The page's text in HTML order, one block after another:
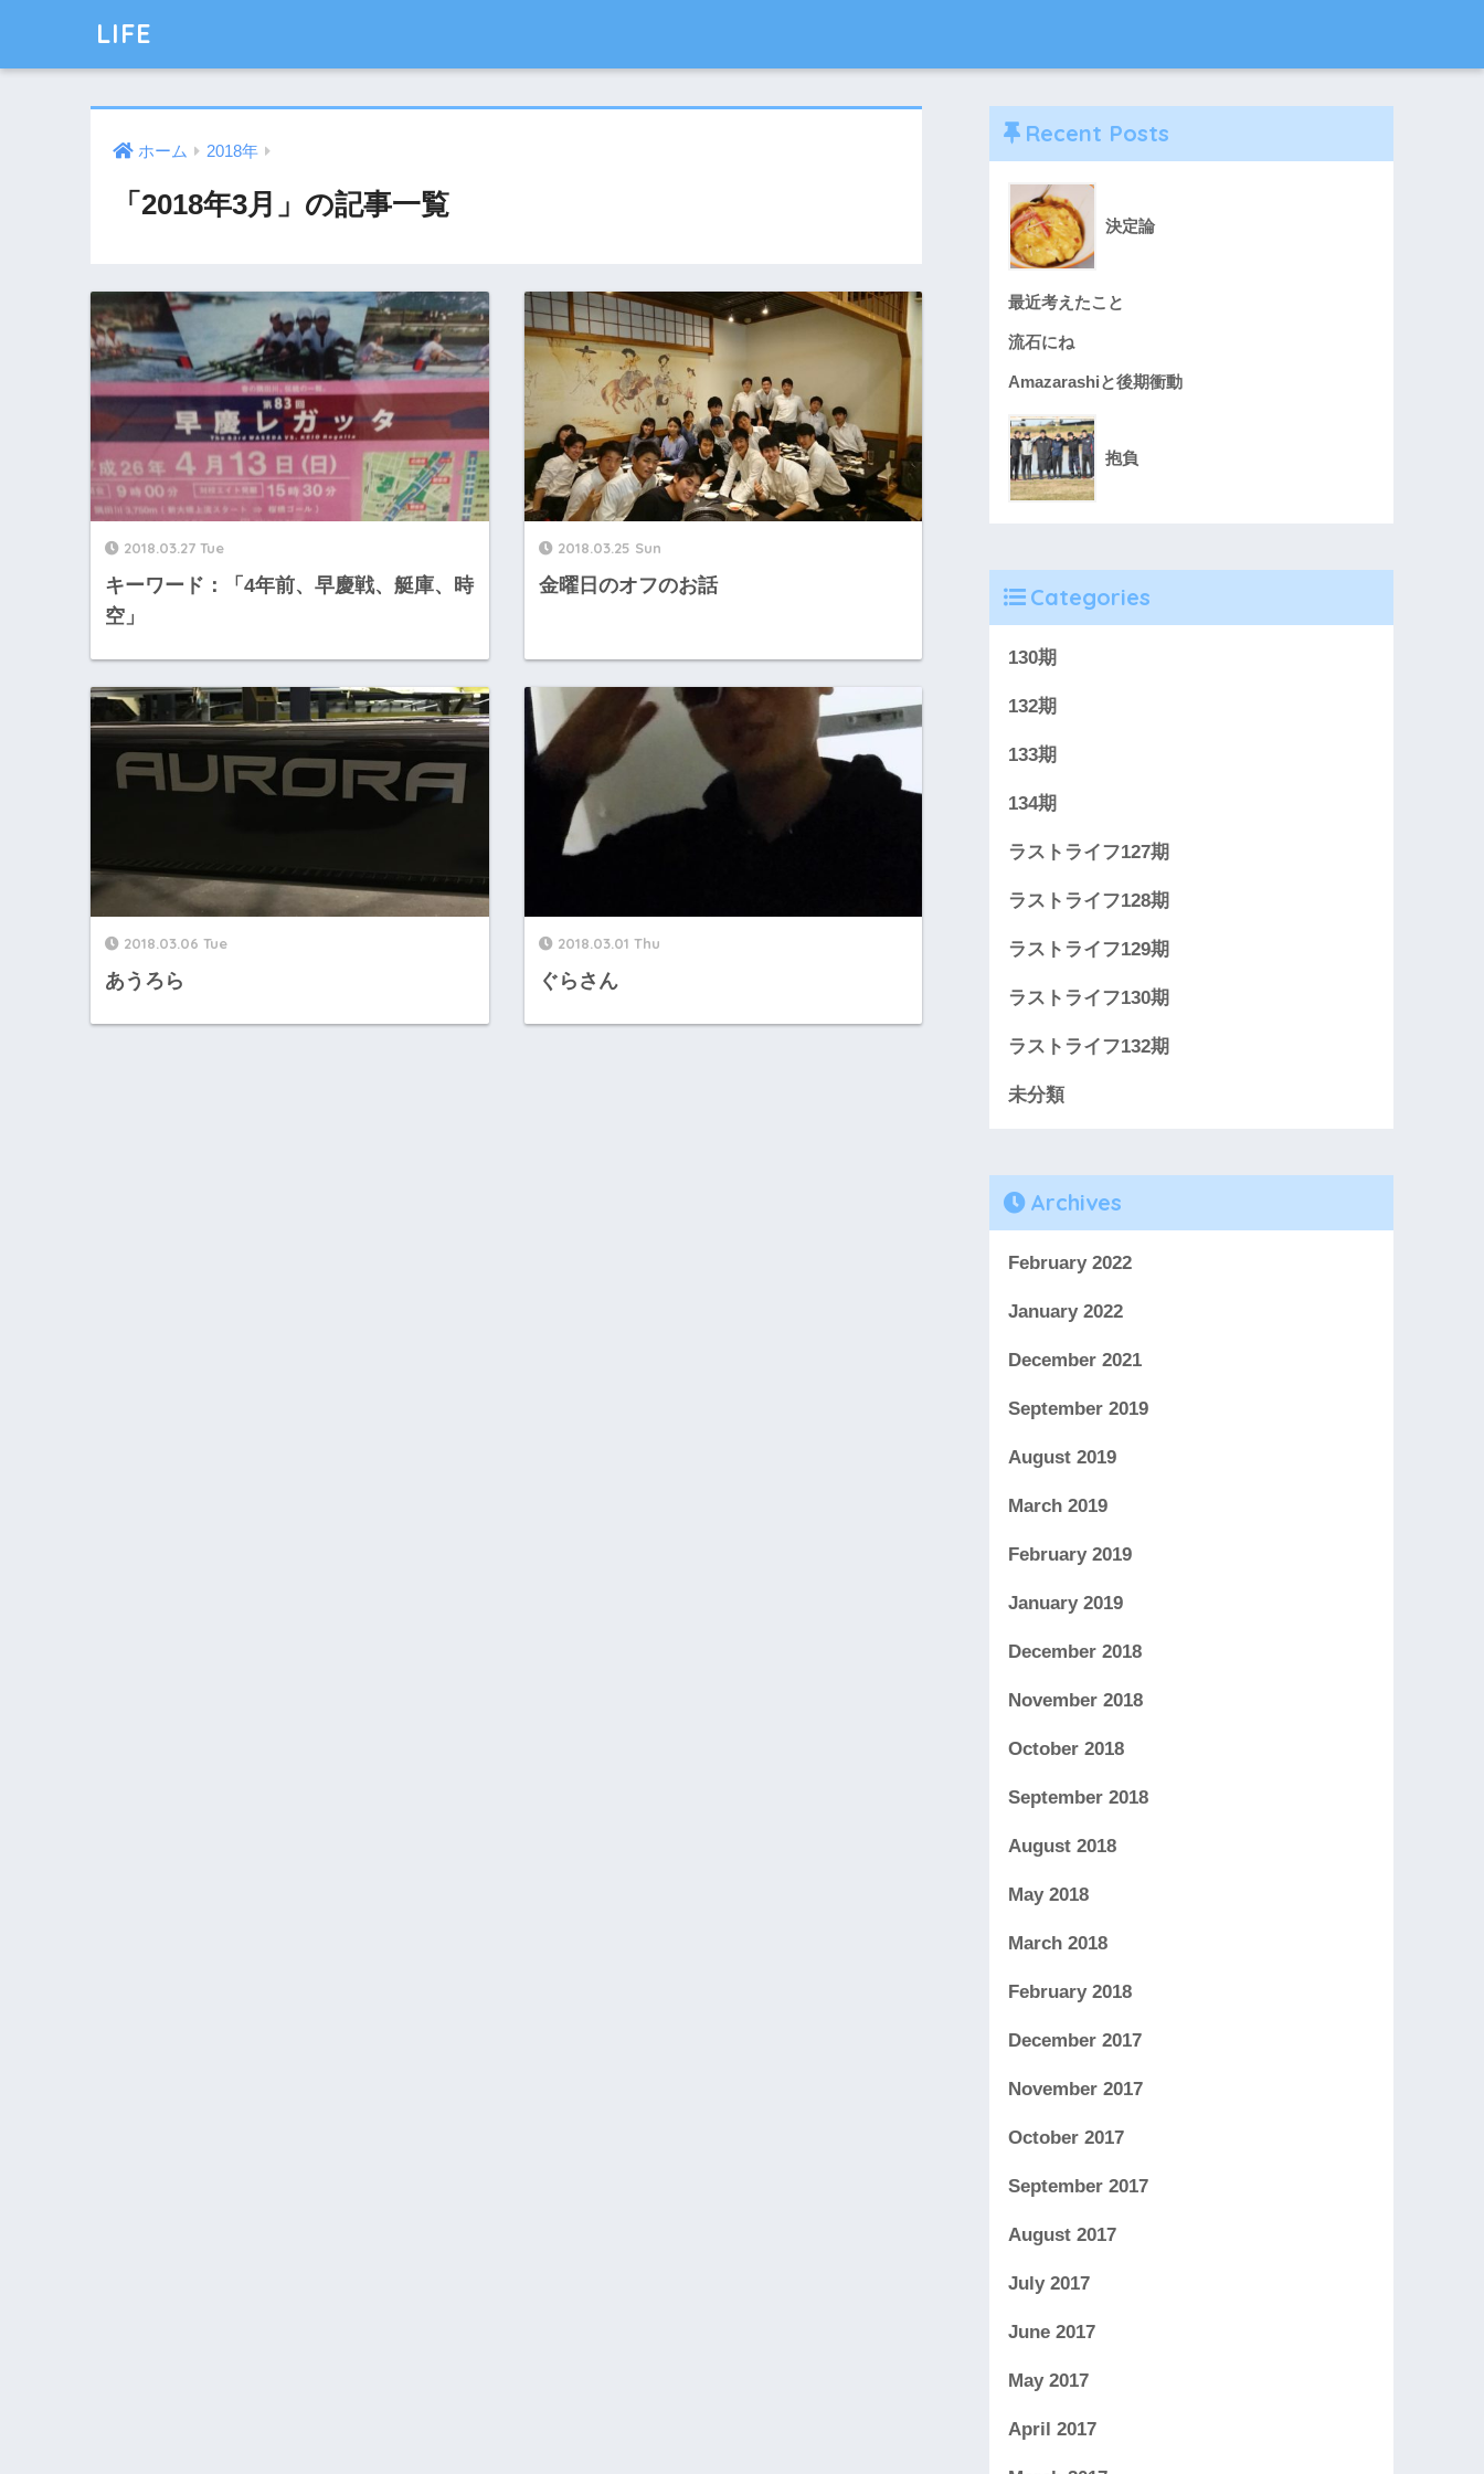
LIFE
ホーム 2018年
「2018年3月」の記事一覧
2018.03.27 Tue
キーワード：「4年前、早慶戦、艇庫、時
空」
2018.03.25 Sun
金曜日のオフのお話
2018.03.06 Tue
あうろら
2018.03.01 Thu
ぐらさん
Recent Posts
決定論
最近考えたこと
流石にね
Amazarashiと後期衝動
抱負
Categories
130期
132期
133期
134期
ラストライフ127期
ラストライフ128期
ラストライフ129期
ラストライフ130期
ラストライフ132期
未分類
Archives
February 2022
January 2022
December 2021
September 2019
August 2019
March 2019
February 2019
January 2019
December 2018
November 2018
October 2018
September 2018
August 2018
May 2018
March 2018
February 2018
December 2017
November 2017
October 2017
September 2017
August 2017
July 2017
June 2017
May 2017
April 2017